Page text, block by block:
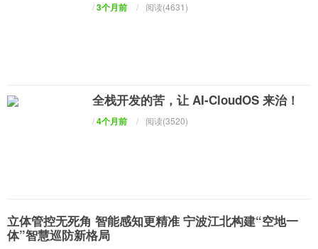
/3个月前 / 阅读(4631)
全栈开发的苦，让 AI-CloudOS 来治！
/4个月前 / 阅读(3520)
立体管控无死角 智能感知更精准 宁波江北构建“空地一
体”智慧巡防新格局